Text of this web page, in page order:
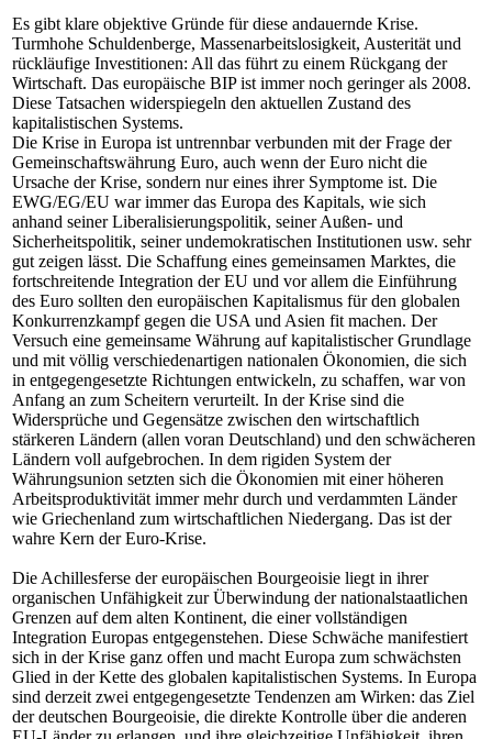
Es gibt klare objektive Gründe für diese andauernde Krise.
Turmhohe Schuldenberge, Massenarbeitslosigkeit, Austerität und
rückläufige Investitionen: All das führt zu einem Rückgang der
Wirtschaft. Das europäische BIP ist immer noch geringer als 2008.
Diese Tatsachen widerspiegeln den aktuellen Zustand des
kapitalistischen Systems.
Die Krise in Europa ist untrennbar verbunden mit der Frage der
Gemeinschaftswährung Euro, auch wenn der Euro nicht die
Ursache der Krise, sondern nur eines ihrer Symptome ist. Die
EWG/EG/EU war immer das Europa des Kapitals, wie sich
anhand seiner Liberalisierungspolitik, seiner Außen- und
Sicherheitspolitik, seiner undemokratischen Institutionen usw. sehr
gut zeigen lässt. Die Schaffung eines gemeinsamen Marktes, die
fortschreitende Integration der EU und vor allem die Einführung
des Euro sollten den europäischen Kapitalismus für den globalen
Konkurrenzkampf gegen die USA und Asien fit machen. Der
Versuch eine gemeinsame Währung auf kapitalistischer Grundlage
und mit völlig verschiedenartigen nationalen Ökonomien, die sich
in entgegengesetzte Richtungen entwickeln, zu schaffen, war von
Anfang an zum Scheitern verurteilt. In der Krise sind die
Widersprüche und Gegensätze zwischen den wirtschaftlich
stärkeren Ländern (allen voran Deutschland) und den schwächeren
Ländern voll aufgebrochen. In dem rigiden System der
Währungsunion setzten sich die Ökonomien mit einer höheren
Arbeitsproduktivität immer mehr durch und verdammten Länder
wie Griechenland zum wirtschaftlichen Niedergang. Das ist der
wahre Kern der Euro-Krise.
Die Achillesferse der europäischen Bourgeoisie liegt in ihrer
organischen Unfähigkeit zur Überwindung der nationalstaatlichen
Grenzen auf dem alten Kontinent, die einer vollständigen
Integration Europas entgegenstehen. Diese Schwäche manifestiert
sich in der Krise ganz offen und macht Europa zum schwächsten
Glied in der Kette des globalen kapitalistischen Systems. In Europa
sind derzeit zwei entgegengesetzte Tendenzen am Wirken: das Ziel
der deutschen Bourgeoisie, die direkte Kontrolle über die anderen